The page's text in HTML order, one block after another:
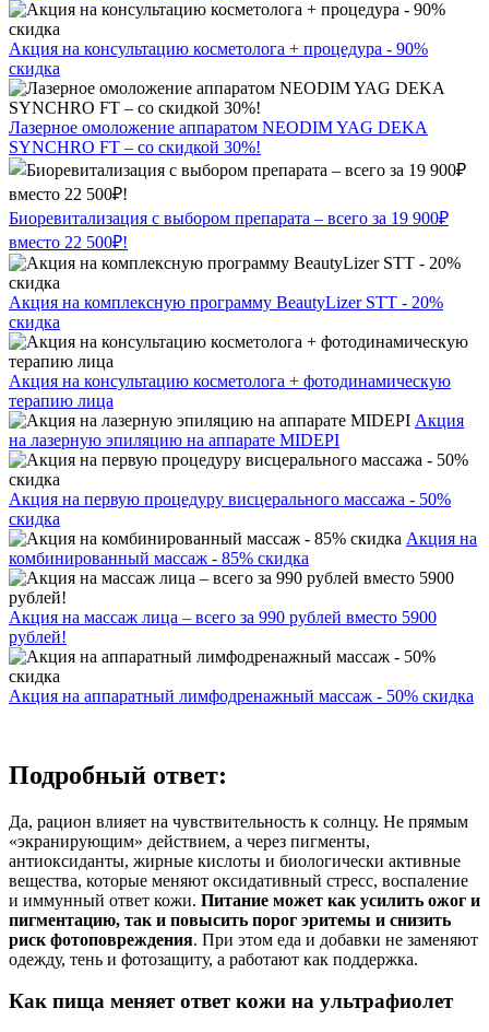
Акция на консультацию косметолога + процедура - 90%
скидка
Лазерное омоложение аппаратом NEODIM YAG DEKA
SYNCHRO FT – со скидкой 30%!
Биоревитализация с выбором препарата – всего за 19 900₽
вместо 22 500₽!
Акция на комплексную программу BeautyLizer STT - 20%
скидка
Акция на консультацию косметолога + фотодинамическую
терапию лица
Акция
на лазерную эпиляцию на аппарате MIDEPI
Акция на первую процедуру висцерального массажа - 50%
скидка
Акция на
комбинированный массаж - 85% скидка
Акция на массаж лица – всего за 990 рублей вместо 5900
рублей!
Акция на аппаратный лимфодренажный массаж - 50% скидка
Подробный ответ:
Да, рацион влияет на чувствительность к солнцу. Не прямым
«экранирующим» действием, а через пигменты,
антиоксиданты, жирные кислоты и биологически активные
вещества, которые меняют оксидативный стресс, воспаление
и иммунный ответ кожи. Питание может как усилить ожог и
пигментацию, так и повысить порог эритемы и снизить
риск фотоповреждения. При этом еда и добавки не заменяют
одежду, тень и фотозащиту, а работают как поддержка.
Как пища меняет ответ кожи на ультрафиолет